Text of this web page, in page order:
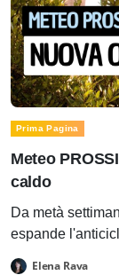
Prima Pagina
Meteo
caldo
Da metà
espande
Elena Rava